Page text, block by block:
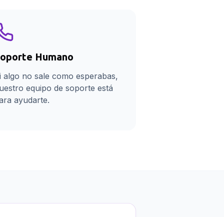
Humano
algo no sale como esperabas,
equipo de soporte está
ayudarte.